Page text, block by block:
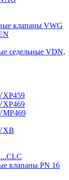
клапаны VWG
седельные VDN,
клапаны PN 16